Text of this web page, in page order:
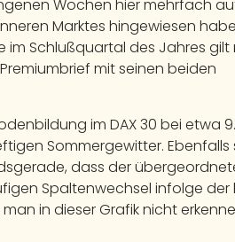
Wochen hier mehrfach
Marktes hingewiesen
Schlußquartal des Jahres gilt
mit seinen beiden
im DAX 30 bei etwa
Sommergewitter. Ebenfalls
dass der
Spaltenwechsel infolge der
in dieser Grafik nicht